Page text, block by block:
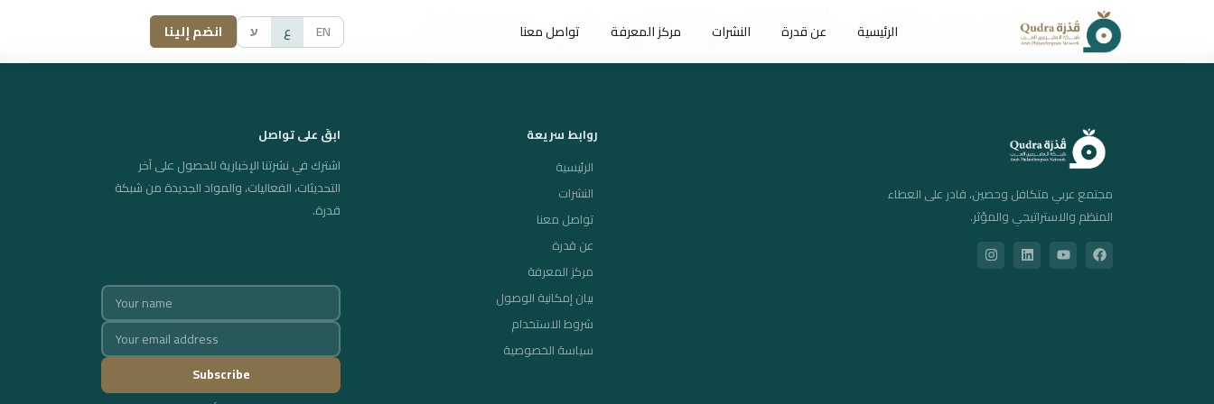
الرئيسية عن قدرة النشرات مركز المعرفة تواصل معنا EN ع ע انضم إلينا مؤتمر قدرة: ملتقى العطاء والتعاون في مجتمعنا
مجتمع عربي متكافل وحصين، قادر على العطاء
المنظم والاستراتيجي والمؤثر.
روابط سريعة
الرئيسية
النشرات
تواصل معنا
عن قدرة
مركز المعرفة
بيان إمكانية الوصول
شروط الاستخدام
سياسة الخصوصية
ابقَ على تواصل
اشترك في نشرتنا الإخبارية للحصول على آخر
التحديثات، الفعاليات، والمواد الجديدة من شبكة
قدرة.